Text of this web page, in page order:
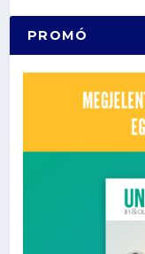
PROMÓ